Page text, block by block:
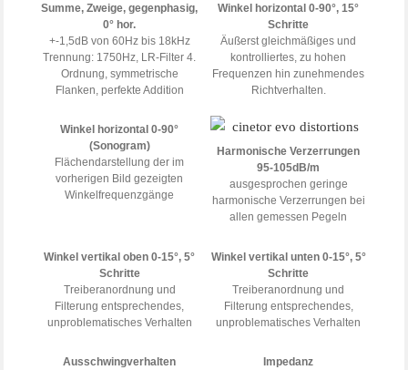
Summe, Zweige, gegenphasig,
0° hor.
+-1,5dB von 60Hz bis 18kHz
Trennung: 1750Hz, LR-Filter 4.
Ordnung, symmetrische
Flanken, perfekte Addition
Winkel horizontal 0-90°, 15°
Schritte
Äußerst gleichmäßiges und
kontrolliertes, zu hohen
Frequenzen hin zunehmendes
Richtverhalten.
Winkel horizontal 0-90°
(Sonogram)
Flächendarstellung der im
vorherigen Bild gezeigten
Winkelfrequenzgänge
Harmonische Verzerrungen
95-105dB/m
ausgesprochen geringe
harmonische Verzerrungen bei
allen gemessen Pegeln
Winkel vertikal oben 0-15°, 5°
Schritte
Treiberanordnung und
Filterung entsprechendes,
unproblematisches Verhalten
Winkel vertikal unten 0-15°, 5°
Schritte
Treiberanordnung und
Filterung entsprechendes,
unproblematisches Verhalten
Ausschwingverhalten
Impedanz